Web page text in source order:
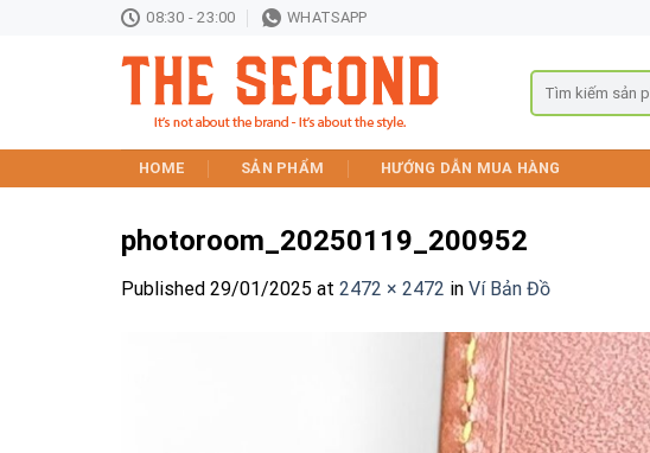
08:30 - 23:00 WHATSAPP
HOME SẢN PHẨM HƯỚNG DẪN MUA HÀNG
photoroom_20250119_200952
Published 29/01/2025 at 2472 × 2472 in Ví Bản Đồ